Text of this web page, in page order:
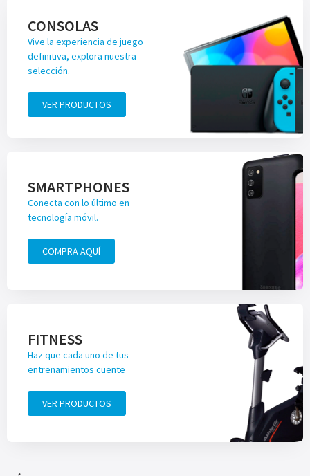
CONSOLAS
Vive la experiencia de juego
definitiva, explora nuestra
selección.
VER PRODUCTOS
SMARTPHONES
Conecta con lo último en
tecnología móvil.
COMPRA AQUÍ
FITNESS
Haz que cada uno de tus
entrenamientos cuente
VER PRODUCTOS